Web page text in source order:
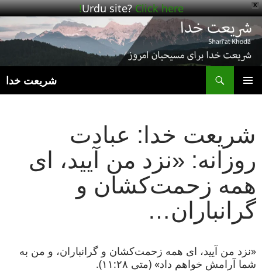
X
Urdu site?Click here!
شریعت خدا
شریعت خدا: عبادت
روزانه: «نزد من آیید، ای
همه زحمت‌کشان و
گرانباران…
«نزد من آیید، ای همه زحمت‌کشان و گرانباران، و من به
شما آرامش خواهم داد» (متی ۱۱:۲۸).